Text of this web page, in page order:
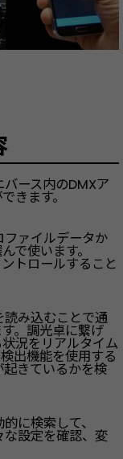
ース内のDMXア
きます。
ファイルデータか
で使います。
トロールすること
み込むことで通
。調光卓に繋げ
況をリアルタイム
出機能を使用する
きているかを検
に検索して、
設定を確認、変